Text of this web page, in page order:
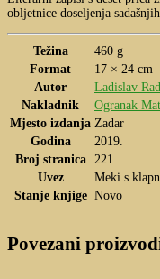
obljetnice doseljenja
Težina
460 g
Format
17 × 24 cm
Autor
Ladislav
Nakladnik
Ogranak
Mjesto izdanja Zadar
Godina
2019.
Broj stranica
221
Uvez
Meki s
Stanje knjige Novo
Povezani